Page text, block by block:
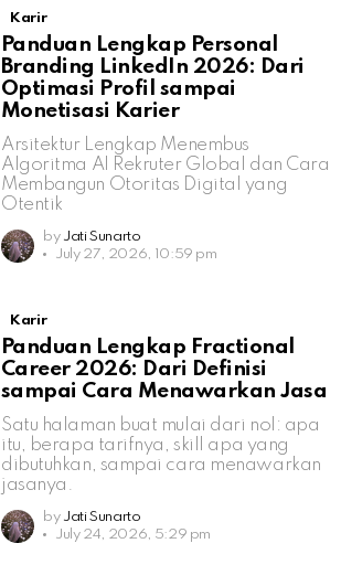
Karir
Panduan Lengkap Personal
Branding LinkedIn 2026: Dari
Optimasi Profil sampai
Monetisasi Karier
Arsitektur Lengkap Menembus
Algoritma AI Rekruter Global dan Cara
Membangun Otoritas Digital yang
Otentik
by Jati Sunarto
July 27, 2026, 10:59 pm
Karir
Panduan Lengkap Fractional
Career 2026: Dari Definisi
sampai Cara Menawarkan Jasa
Satu halaman buat mulai dari nol: apa
itu, berapa tarifnya, skill apa yang
dibutuhkan, sampai cara menawarkan
jasanya.
by Jati Sunarto
July 24, 2026, 5:29 pm